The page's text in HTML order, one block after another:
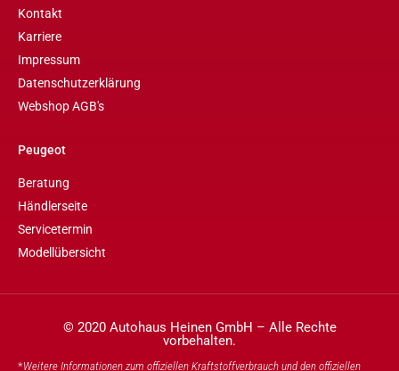
Kontakt
Karriere
Impressum
Datenschutzerklärung
Webshop AGB's
Peugeot
Beratung
Händlerseite
Servicetermin
Modellübersicht
© 2020 Autohaus Heinen GmbH – Alle Rechte
vorbehalten.
*Weitere Informationen zum offiziellen Kraftstoffverbrauch und den offiziellen